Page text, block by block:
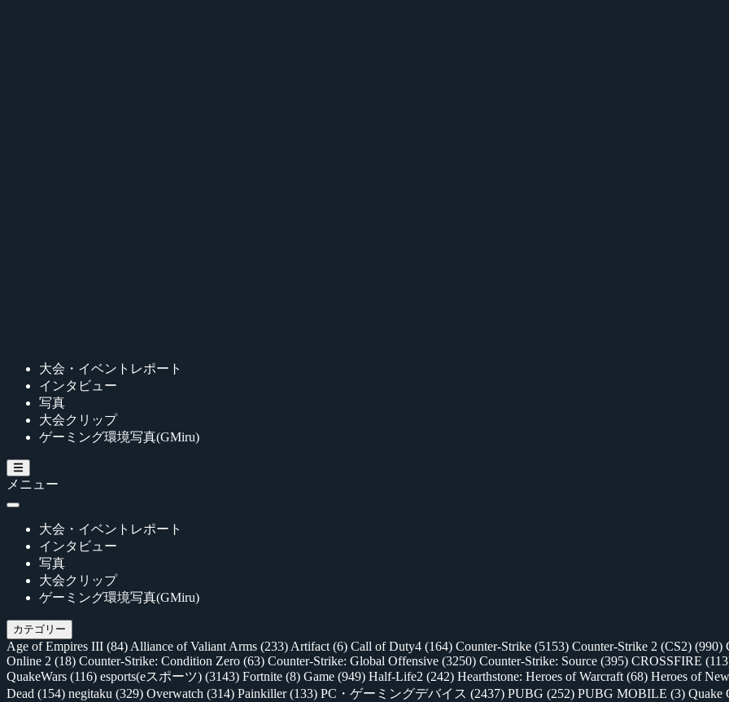
大会・イベントレポート
インタビュー
写真
大会クリップ
ゲーミング環境写真(GMiru)
メニュー
大会・イベントレポート
インタビュー
写真
大会クリップ
ゲーミング環境写真(GMiru)
カテゴリー
Age of Empires III (84) Alliance of Valiant Arms (233) Artifact (6) Call of Duty4 (164) Counter-Strike (5153) Counter-Strike 2 (CS2) (990)
Online 2 (18) Counter-Strike: Condition Zero (63) Counter-Strike: Global Offensive (3250) Counter-Strike: Source (395) CROSSFIRE
QuakeWars (116) esports(eスポーツ) (3143) Fortnite (8) Game (949) Half-Life2 (242) Hearthstone: Heroes of Warcraft (68) Heroes of
Dead (154) negitaku (329) Overwatch (314) Painkiller(133) PC・ゲーミングデバイス (2437) PUBG (252) PUBG MOBILE (3) Quake